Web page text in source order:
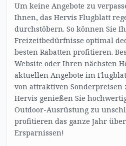
Um keine Angebote zu
Ihnen, das Hervis Flugblatt
durchstöbern. So können Sie
Freizeitbedürfnisse optimal
besten Rabatten profitieren.
Website oder Ihren nächsten
aktuellen Angebote im
von attraktiven
Hervis genießen Sie
Outdoor-Ausrüstung zu
profitieren das ganze Jahr
Ersparnissen!